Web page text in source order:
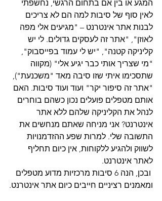
המגע או בין אם בתחום הרגשי, נחשפתי
לאין סוף של סיבות למה הם לא צריכים
לבנות אתר אינטרנט – "מגיעים אלי מפה
לאוזן", "אתר זה לעסקים גדולים. לי יש
קליניקה קטנה", "יש לי עמוד בפייסבוק",
"מי שצריך אותי כבר יגיע אלי" (מקווה
שתסכימו איתי שזו סיבה מאד "משכנעת"),
"אתר זה סיפור יקר" ועוד ועוד סיבות. האם
אותם מטפלים פועלים נכון כשהם בוחרים
לנהל את הקליניקה שלהם ללא אתר
אינטרנט? אני מניחה שאתם מנחשים את
התשובה שלי. למרות שפע ההזדמנויות
לשווק ולהגיע ללקוחות, אין כיום תחליף
לאתר אינטרנט.
ובכן, הנה 6 סיבות מרכזיות מדוע מטפלים
ומאמנים רציניים חייבים כיום אתר אינטרנט.